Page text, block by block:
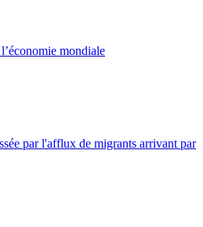
mondiale
par l'afflux de migrants arrivant par